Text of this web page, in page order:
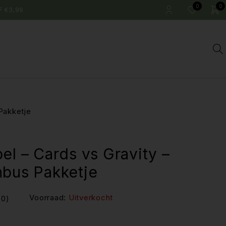
€3,99 0 0
– Cards vs Gravity –
Pakketje
Voorraad: Uitverkocht